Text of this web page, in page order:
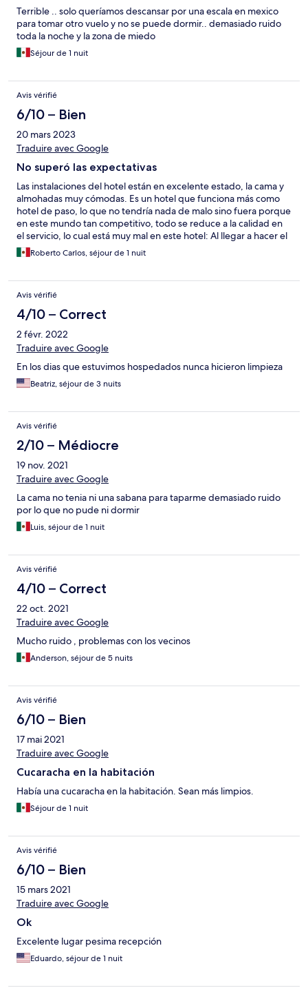
Terrible .. solo queríamos descansar por una escala en mexico
para tomar otro vuelo y no se puede dormir.. demasiado ruido
toda la noche y la zona de miedo
Séjour de 1 nuit
Avis vérifié
6/10 – Bien
20 mars 2023
Traduire avec Google
No superó las expectativas
Las instalaciones del hotel están en excelente estado, la cama y
almohadas muy cómodas. Es un hotel que funciona más como
hotel de paso, lo que no tendría nada de malo sino fuera porque
en este mundo tan competitivo, todo se reduce a la calidad en
el servicio, lo cual está muy mal en este hotel: Al llegar a hacer el
Check In, ya había unas personas esperando en la recepción
(ignoro çuanto tiempo llevaban esperando), pero no había nadie
minutos antes de que alguien llegara para ocuparse de la
recepción, cabe mencionar que para ese momento ya se había
juntado más gente queriendo hacer check out y check in.
Tardamos alrededor de otros cinco minutos para pasar a
registrarnos. Cuando al fin nos registraron, la señorita de
mostrador fue muy poco amable e incluso pareció molestarse
proceso lo realizó de mala gana. Al siguiente día alrededor de las
08:00 hrs. Se comenzó a escuchar mucho ruido que al parecer
movimiento como cuando realizan la limpieza en alguna
habitación, pero con música a suficiente volumen para traspasar
a, lo que interrumpió nuestro descanso (no obvio mencionar
que nuestra habitación (301) está junto a lo que parece ser un
cuarto de servicio, que es probablemente de dónde provenía el
ruido. Por favor capaciten mejor al personal
Roberto Carlos, séjour de 1 nuit
Avis vérifié
4/10 – Correct
2 févr. 2022
Traduire avec Google
En los dias que estuvimos hospedados nunca hicieron limpieza
Beatriz, séjour de 3 nuits
Avis vérifié
2/10 – Médiocre
19 nov. 2021
Traduire avec Google
La cama no tenia ni una sabana para taparme demasiado ruido
por lo que no pude ni dormir
Luis, séjour de 1 nuit
Avis vérifié
4/10 – Correct
22 oct. 2021
Traduire avec Google
Mucho ruido , problemas con los vecinos
Anderson, séjour de 5 nuits
Avis vérifié
6/10 – Bien
17 mai 2021
Traduire avec Google
Cucaracha en la habitación
Había una cucaracha en la habitación. Sean más limpios.
Séjour de 1 nuit
Avis vérifié
6/10 – Bien
15 mars 2021
Traduire avec Google
Ok
Excelente lugar pesima recepción
Eduardo, séjour de 1 nuit